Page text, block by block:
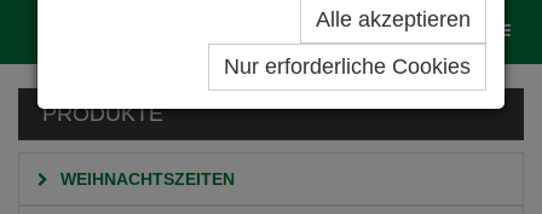
Alle akzeptieren
Nur erforderliche Cookies
PRODUKTE
WEIHNACHTSZEITEN